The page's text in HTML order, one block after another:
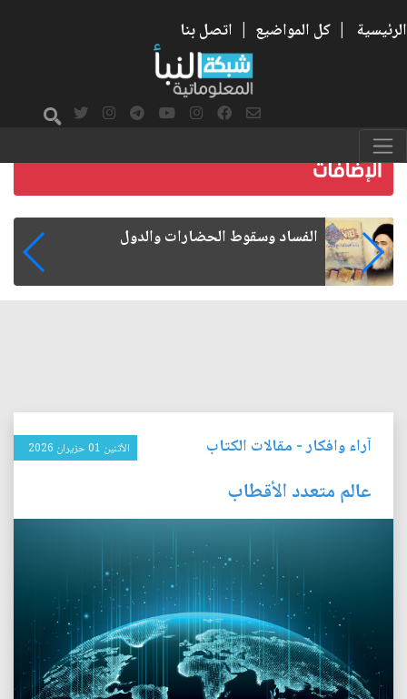
الرئيسية | كل المواضيع | اتصل بنا
رواتب الموظفين على صفيح ساخن
آراء وافكار- مقالات الكتاب الأثنين 01 حزيران 2026
عالم متعدد الأقطاب